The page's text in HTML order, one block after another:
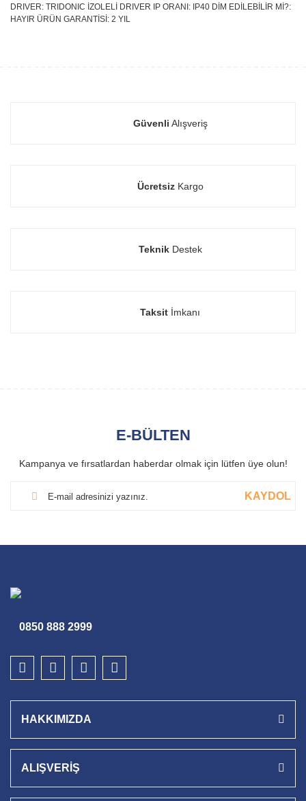
DRIVER: TRIDONIC İZOLELİ DRIVER IP ORANI: IP40 DİM EDİLEBİLİR Mİ?:
HAYIR ÜRÜN GARANTİSİ: 2 YIL
Güvenli Alışveriş
ÜcretsizKargo
TeknikDestek
Taksit İmkanı
E-BÜLTEN
Kampanya ve fırsatlardan haberdar olmak için lütfen üye olun!
KAYDOL
0850 888 2999
HAKKIMIZDA
ALIŞVERİŞ